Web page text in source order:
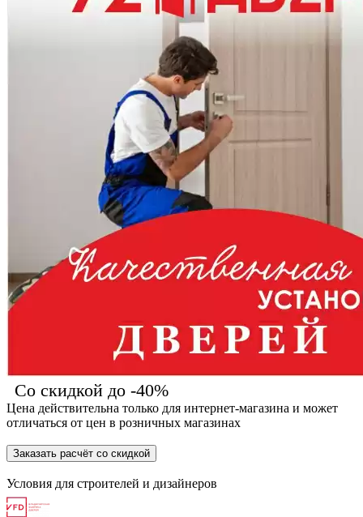
Со скидкой до -40%
Цена действительна только для интернет-магазина и может
отличаться от цен в розничных магазинах
Заказать расчёт со скидкой
Условия для строителей и дизайнеров